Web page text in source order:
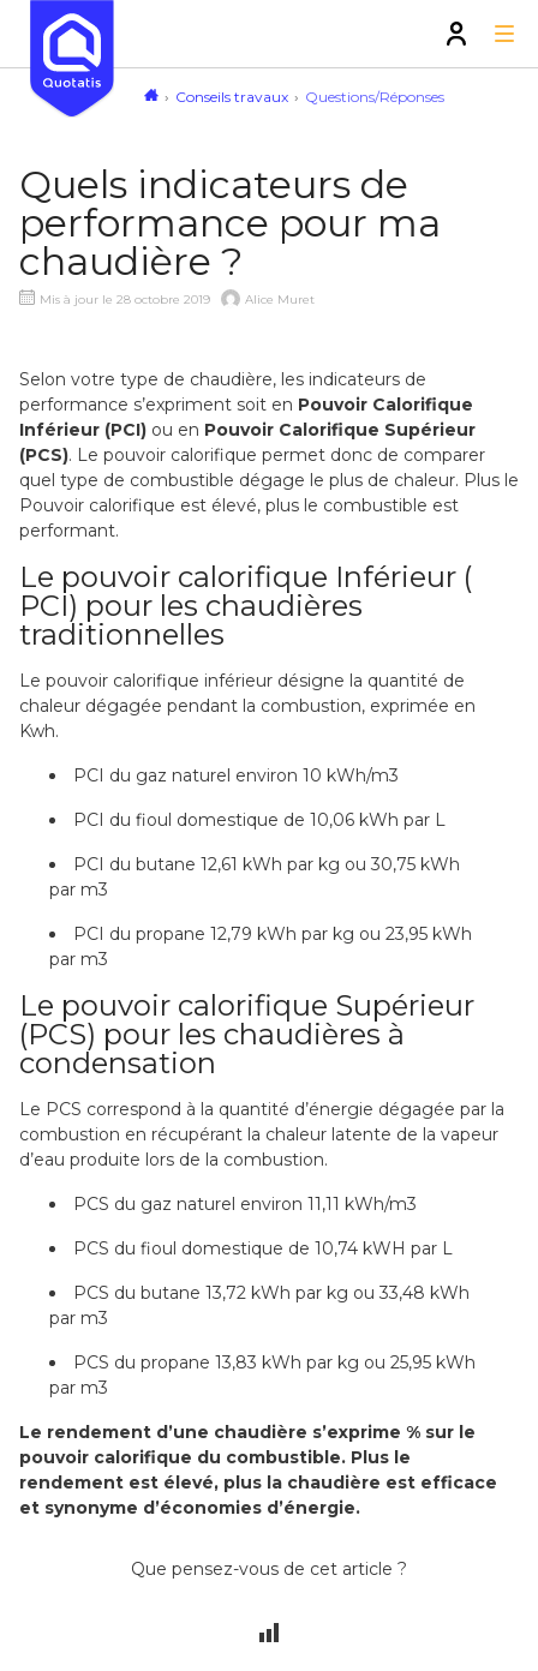
Conseils travaux Questions/Réponses
Quels indicateurs de
performance pour ma
chaudière ?
Mis à jour le 28 octobre 2019 Alice Muret
Selon votre type de chaudière, les indicateurs de
performance s’expriment soit en Pouvoir Calorifique
Inférieur (PCI) ou en Pouvoir Calorifique Supérieur
(PCS). Le pouvoir calorifique permet donc de comparer
quel type de combustible dégage le plus de chaleur. Plus le
Pouvoir calorifique est élevé, plus le combustible est
performant.
Le pouvoir calorifique Inférieur (
PCI) pour les chaudières
traditionnelles
Le pouvoir calorifique inférieur désigne la quantité de
chaleur dégagée pendant la combustion, exprimée en
Kwh.
PCI du gaz naturel environ 10 kWh/m3
PCI du fioul domestique de 10,06 kWh par L
PCI du butane 12,61 kWh par kg ou 30,75 kWh
par m3
PCI du propane 12,79 kWh par kg ou 23,95 kWh
par m3
Le pouvoir calorifique Supérieur
(PCS) pour les chaudières à
condensation
Le PCS correspond à la quantité d’énergie dégagée par la
combustion en récupérant la chaleur latente de la vapeur
d’eau produite lors de la combustion.
PCS du gaz naturel environ 11,11 kWh/m3
PCS du fioul domestique de 10,74 kWH par L
PCS du butane 13,72 kWh par kg ou 33,48 kWh
par m3
PCS du propane 13,83 kWh par kg ou 25,95 kWh
par m3
Le rendement d’une chaudière s’exprime % sur le
pouvoir calorifique du combustible. Plus le
rendement est élevé, plus la chaudière est efficace
et synonyme d’économies d’énergie.
Que pensez-vous de cet article ?